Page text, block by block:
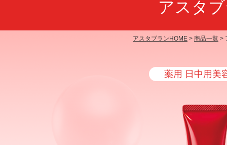
アスタ
アスタブランHOME > 商品一覧 >
薬用 日中用美